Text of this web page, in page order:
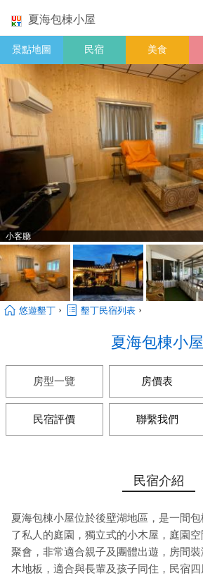
夏海包棟小屋
景點地圖 民宿 美食
小客廳
悠遊墾丁 › 墾丁民宿列表 ›
夏海包棟小屋
房型一覽 房價表
民宿評價 聯繫我們
民宿介紹
夏海包棟小屋位於後壁湖地區，是一間
了私人的庭園，獨立式的小木屋，庭園
聚會，非常適合親子及團體出遊，房間
木地板，適合與長輩及孩子同住，民宿